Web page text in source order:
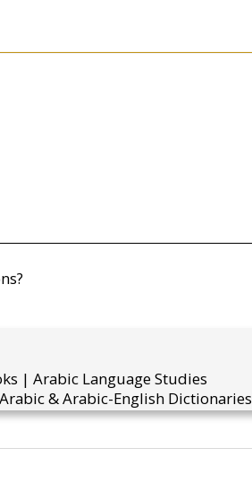
| Arabic Language Studies
& Arabic-English Dictionaries